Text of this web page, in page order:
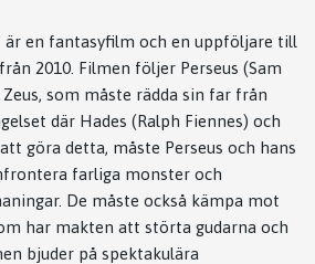
en fantasyfilm och en uppföljare till
2010. Filmen följer Perseus (Sam
som måste rädda sin far från
där Hades (Ralph Fiennes) och
göra detta, måste Perseus och hans
farliga monster och
De måste också kämpa mot
har makten att störta gudarna och
bjuder på spektakulära